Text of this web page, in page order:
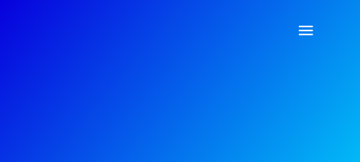
Glavni